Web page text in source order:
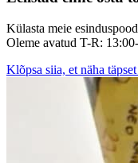
Külasta meie
Oleme avatud T-R:
Klõpsa siia, et näha